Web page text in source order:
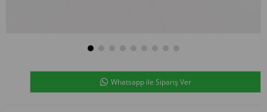
Whatsapp ile Sipariş Ver